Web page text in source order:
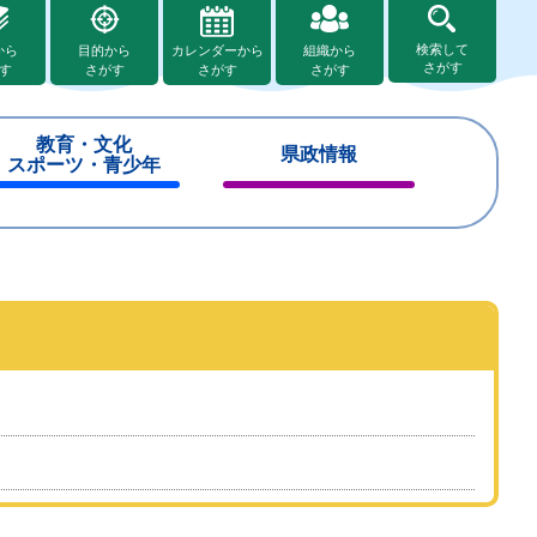
ら
目的から
さがす
カレンダーから
さがす
組織から
さがす
検索して
さがす
教育・文化
スポーツ・青少年
県政情報
じ